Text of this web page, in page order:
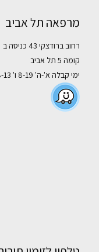
מרפאה תל אביב
רחוב ברודצקי 43 כניסה ב
קומה 5 תל אביב
ימי קבלה א'-ה' 8-19 ו' 8-13